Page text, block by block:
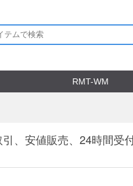
RMT-WM
、安値販売、24時間受